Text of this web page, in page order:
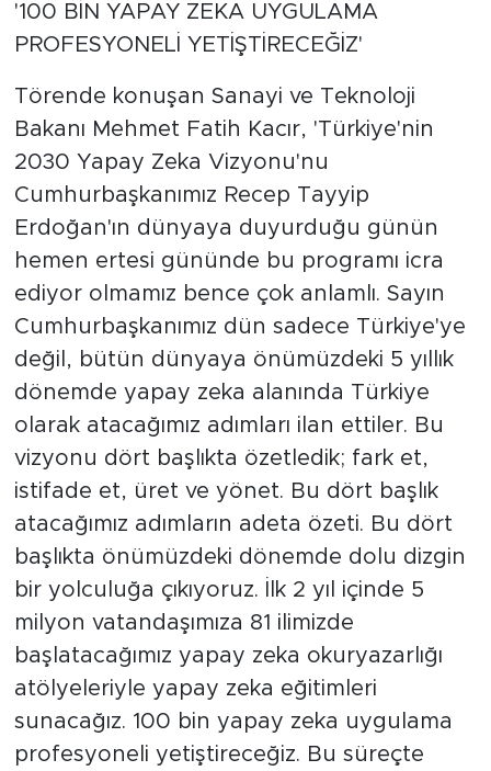
'100 BİN YAPAY ZEKA UYGULAMA
PROFESYONELİ YETİŞTİRECEĞİZ'
Törende konuşan Sanayi ve Teknoloji
Bakanı Mehmet Fatih Kacır, 'Türkiye'nin
2030 Yapay Zeka Vizyonu'nu
Cumhurbaşkanımız Recep Tayyip
Erdoğan'ın dünyaya duyurduğu günün
hemen ertesi gününde bu programı icra
ediyor olmamız bence çok anlamlı. Sayın
Cumhurbaşkanımız dün sadece Türkiye'ye
değil, bütün dünyaya önümüzdeki 5 yıllık
dönemde yapay zeka alanında Türkiye
olarak atacağımız adımları ilan ettiler. Bu
vizyonu dört başlıkta özetledik; fark et,
istifade et, üret ve yönet. Bu dört başlık
atacağımız adımların adeta özeti. Bu dört
başlıkta önümüzdeki dönemde dolu dizgin
bir yolculuğa çıkıyoruz. İlk 2 yıl içinde 5
milyon vatandaşımıza 81 ilimizde
başlatacağımız yapay zeka okuryazarlığı
atölyeleriyle yapay zeka eğitimleri
sunacağız. 100 bin yapay zeka uygulama
profesyoneli yetiştireceğiz. Bu süreçte